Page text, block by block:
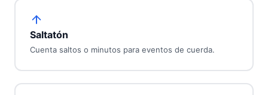
Saltatón
Cuenta saltos o minutos para eventos de cuerda.